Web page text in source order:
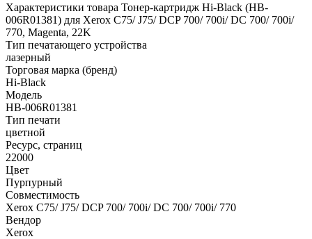
Характеристики товара Тонер-картридж Hi-Black (HB-
006R01381) для Xerox C75/ J75/ DCP 700/ 700i/ DC 700/ 700i/
770, Magenta, 22K
Тип печатающего устройства
лазерный
Торговая марка (бренд)
Hi-Black
Модель
HB-006R01381
Тип печати
цветной
Ресурс, страниц
22000
Цвет
Пурпурный
Совместимость
Xerox C75/ J75/ DCP 700/ 700i/ DC 700/ 700i/ 770
Вендор
Xerox